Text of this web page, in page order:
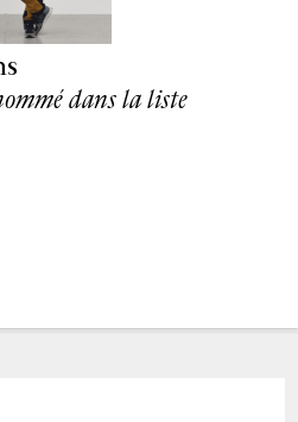
dans la liste